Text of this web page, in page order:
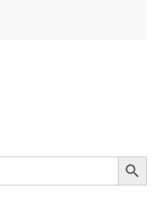
Search Button